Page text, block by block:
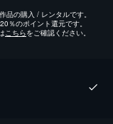
の購入 / レンタルです。
％のポイント還元です。
こちらをご確認ください。